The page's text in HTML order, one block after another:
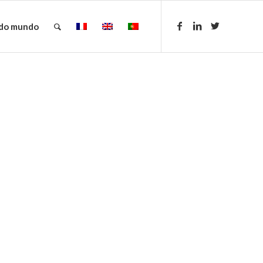
mundo